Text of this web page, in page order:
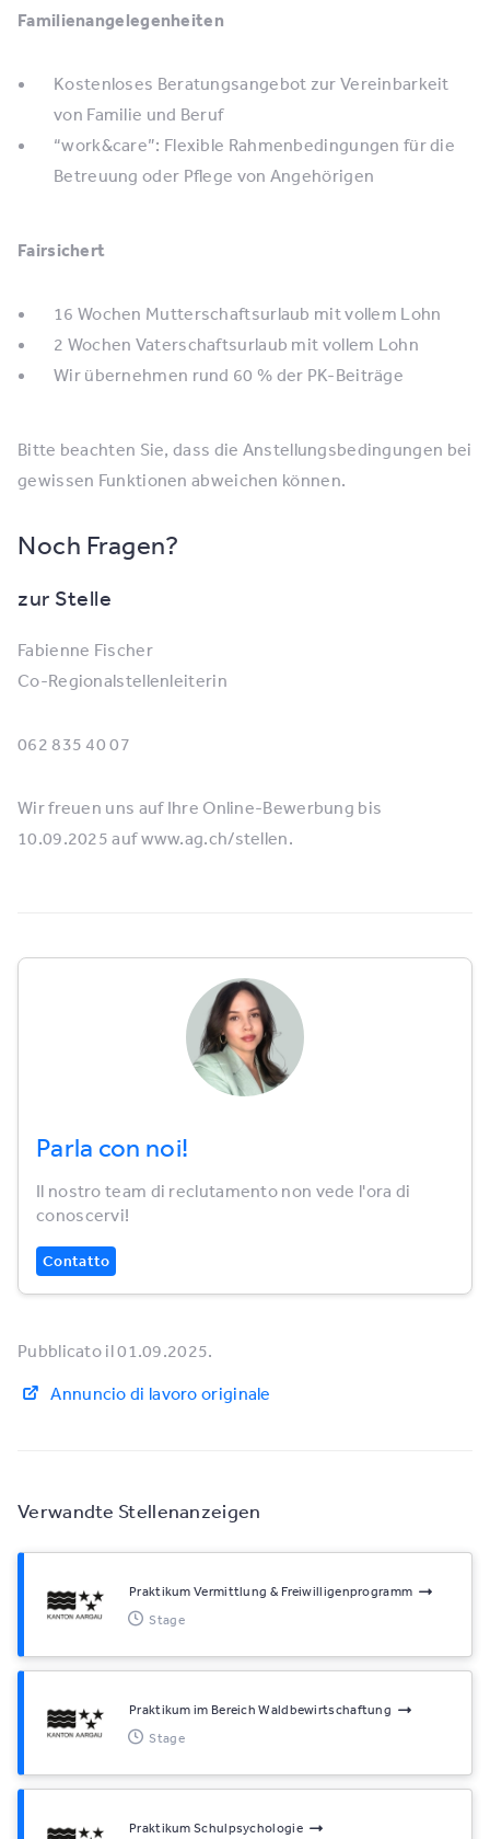
Verwandte Stellenanzeigen
Praktikum Vermittlung & Freiwilligenprogramm
Stage
Praktikum im Bereich Waldbewirtschaftung
Stage
Praktikum Schulpsychologie
Familienangelegenheiten
Kostenloses Beratungsangebot zur Vereinbarkeit
von Familie und Beruf
“work&care”: Flexible Rahmenbedingungen für die
Betreuung oder Pflege von Angehörigen
Fairsichert
16 Wochen Mutterschaftsurlaub mit vollem Lohn
2 Wochen Vaterschaftsurlaub mit vollem Lohn
Wir übernehmen rund 60 % der PK-Beiträge
Bitte beachten Sie, dass die Anstellungsbedingungen bei
gewissen Funktionen abweichen können.
Noch Fragen?
zur Stelle
Fabienne Fischer
Co-Regionalstellenleiterin
062 835 40 07
Wir freuen uns auf Ihre Online-Bewerbung bis
10.09.2025 auf www.ag.ch/stellen.
Parla con noi!
Il nostro team di reclutamento non vede l'ora di
conoscervi!
Contatto
Pubblicato il 01.09.2025.
Annuncio di lavoro originale